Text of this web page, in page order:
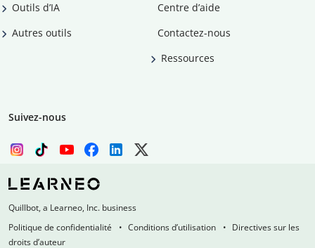
Outils d’IA
Autres outils
Centre d’aide
Contactez-nous
Ressources
Suivez-nous
Quillbot, a Learneo, Inc. business
Politique de confidentialité
Conditions d’utilisation
Directives sur les
droits d’auteur